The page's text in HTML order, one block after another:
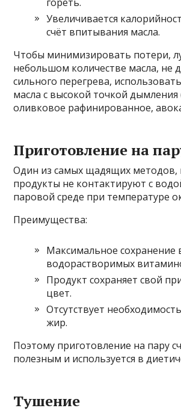
Увеличивается
счёт впитывания масла.
Чтобы минимизировать потери,
небольшом количестве масла, не
сильного перегрева,
масла с высокой точкой
оливковое рафинированное,
Приготовление на
Один из самых щадящих методов,
продукты не контактируют с
паровой среде при температуре
Преимущества:
Максимальное сохранение
водорастворимых
Продукт сохраняет свой
цвет.
Отсутствует
жир.
Поэтому приготовление на пару
полезным и используется в
Тушение